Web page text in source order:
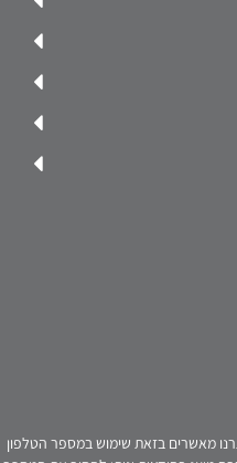
מאשרים בזאת שימוש במספר הטלפון